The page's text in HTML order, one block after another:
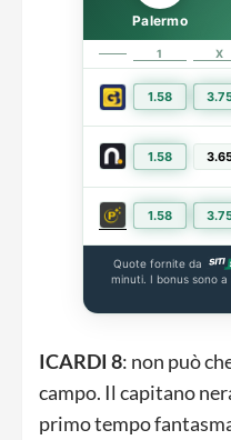
Palermo
1 X
1.58
1.58
1.58
Quote fornite da
minuti. I bonus sono
ICARDI 8: non può
campo. Il capitano
primo tempo